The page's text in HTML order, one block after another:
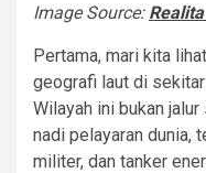
Image Source:
Pertama, mari kita
geografi laut di sekitar
Wilayah ini bukan
nadi pelayaran dunia,
militer, dan tanker